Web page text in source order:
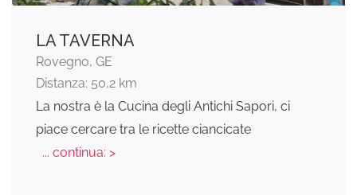
LA TAVERNA
Rovegno, GE
Distanza: 50,2 km
La nostra è la Cucina degli Antichi Sapori, ci
piace cercare tra le ricette ciancicate
... continua: >